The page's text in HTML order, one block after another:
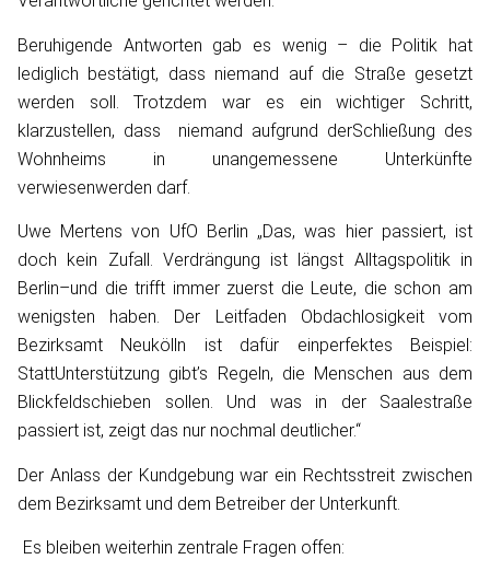
Beruhigende Antworten gab es wenig – die Politik hat
lediglich bestätigt, dass niemand auf die Straße gesetzt
werden soll. Trotzdem war es ein wichtiger Schritt,
klarzustellen, dass niemand aufgrund derSchließung des
Wohnheims in unangemessene Unterkünfte
verwiesenwerden darf.
Uwe Mertens von UfO Berlin „Das, was hier passiert, ist
doch kein Zufall. Verdrängung ist längst Alltagspolitik in
Berlin–und die trifft immer zuerst die Leute, die schon am
wenigsten haben. Der Leitfaden Obdachlosigkeit vom
Bezirksamt Neukölln ist dafür einperfektes Beispiel:
StattUnterstützung gibt’s Regeln, die Menschen aus dem
Blickfeldschieben sollen. Und was in der Saalestraße
passiert ist, zeigt das nur nochmal deutlicher.“
Der Anlass der Kundgebung war ein Rechtsstreit zwischen
dem Bezirksamt und dem Betreiber der Unterkunft.
Es bleiben weiterhin zentrale Fragen offen: